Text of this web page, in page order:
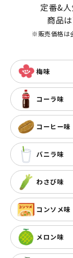
定番&
商品
※販売価格は
梅味
コーラ味
コーヒー味
バニラ味
わさび味
コンソメ味
メロン味